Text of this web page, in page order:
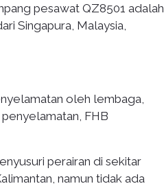
pesawat QZ8501 adalah
Singapura, Malaysia,
oleh lembaga,
FHB
perairan di sekitar
namun tidak ada